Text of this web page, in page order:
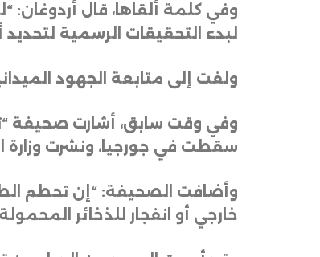
وفي كلمة ألقاها، قال أردوغان:
لبدء التحقيقات الرسمية
ولفت إلى متابعة الجهود
وفي وقت سابق، أشارت صحيفة
سقطت في جورجيا، ونشرت وزارة
وأضافت الصحيفة: “إن تحطم
خارجي أو انفجار للذخائر